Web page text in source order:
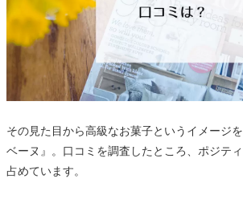
その見た目から高級なお菓子というイメージ
ベーヌ』。口コミを調査したところ、ポジテ
占めています。